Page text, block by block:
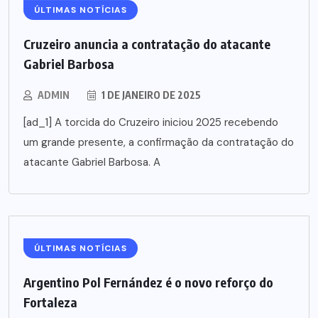
ÚLTIMAS NOTÍCIAS
Cruzeiro anuncia a contratação do atacante
Gabriel Barbosa
ADMIN 1 DE JANEIRO DE 2025
[ad_1] A torcida do Cruzeiro iniciou 2025 recebendo
um grande presente, a confirmação da contratação do
atacante Gabriel Barbosa. A
ÚLTIMAS NOTÍCIAS
Argentino Pol Fernández é o novo reforço do
Fortaleza